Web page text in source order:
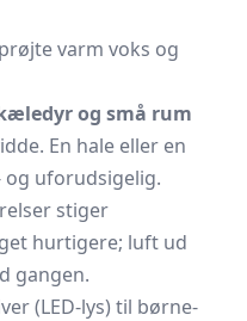
varm voks og
og små rum
En hale eller en
uforudsigelig.
stiger
hurtigere; luft ud
gangen.
(LED-lys) til børne-